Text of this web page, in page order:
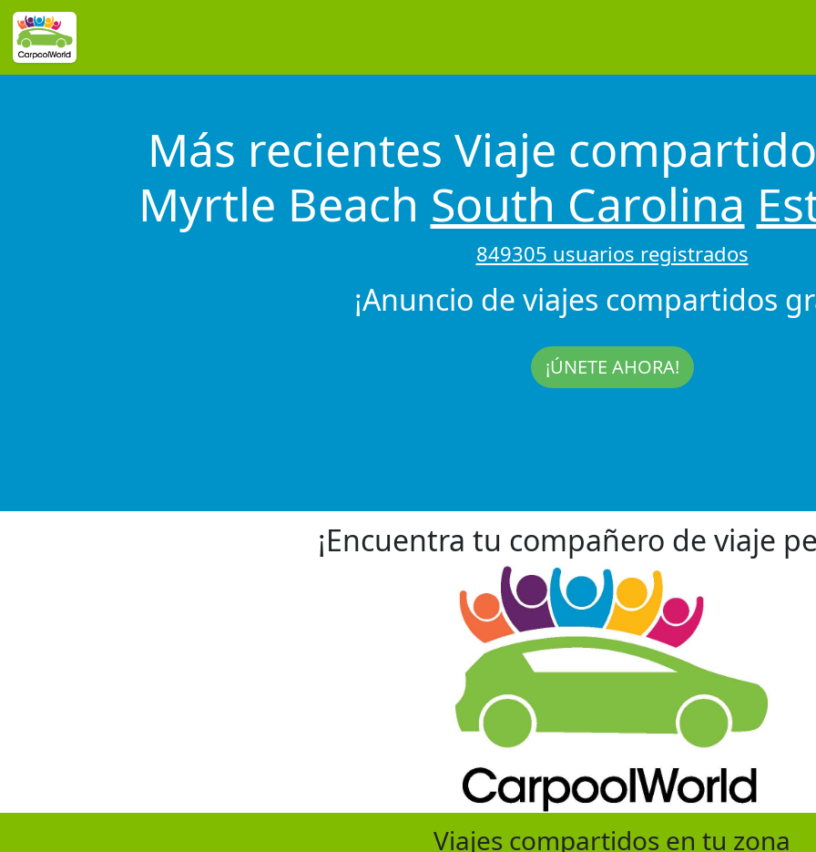
Más recientes Viaje
Myrtle Beach South Carolina
849305 usuarios registrados
¡Anuncio de viajes compartidos
¡ÚNETE AHORA!
¡Encuentra tu compañero de viaje
Viajes compartidos en tu zona